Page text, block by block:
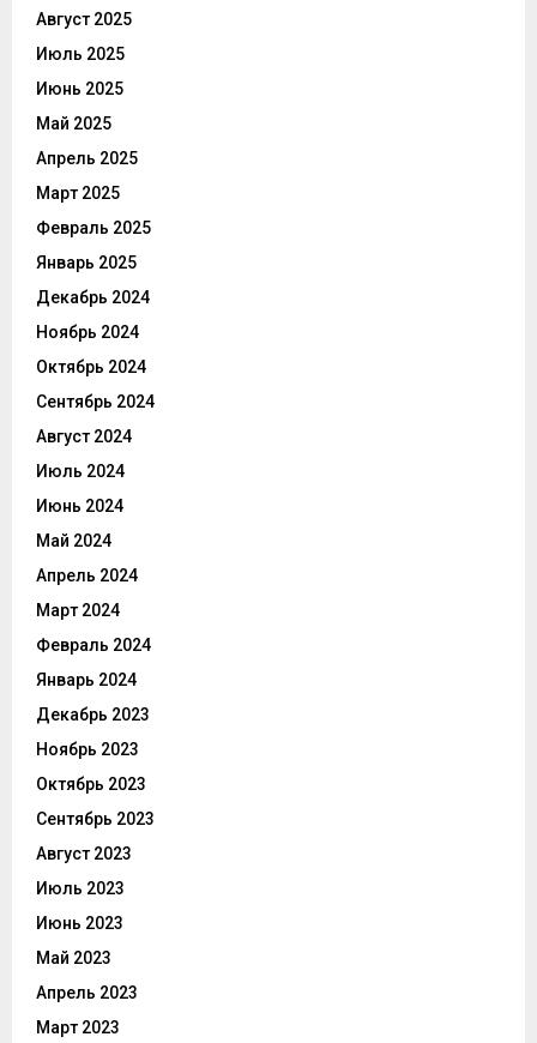
Август 2025
Июль 2025
Июнь 2025
Май 2025
Апрель 2025
Март 2025
Февраль 2025
Январь 2025
Декабрь 2024
Ноябрь 2024
Октябрь 2024
Сентябрь 2024
Август 2024
Июль 2024
Июнь 2024
Май 2024
Апрель 2024
Март 2024
Февраль 2024
Январь 2024
Декабрь 2023
Ноябрь 2023
Октябрь 2023
Сентябрь 2023
Август 2023
Июль 2023
Июнь 2023
Май 2023
Апрель 2023
Март 2023